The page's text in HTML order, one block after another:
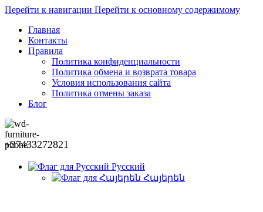
Перейти к навигации Перейти к основному содержимому
Главная
Контакты
Правила
Политика конфиденциальности
Политика обмена и возврата товара
Условия использования сайта
Политика отмены заказа
Блог
+37433272821
Русский
Հայերեն